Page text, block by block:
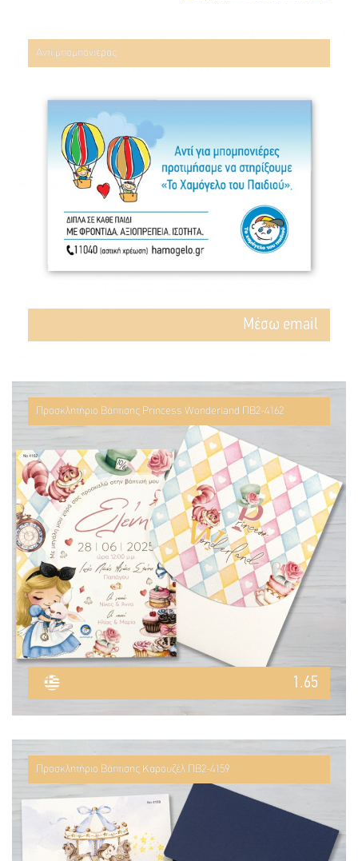
Αντί μπομπονιέρας
Mέσω email
Προσκλητήριο Βάπτισης Princess Wonderland ΠΒ2-4162
1.65
Προσκλητήριο Βάπτισης Καρουζέλ ΠΒ2-4159